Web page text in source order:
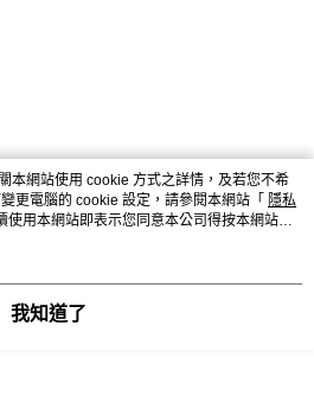
本網站使用 cookie 方式之詳情，及若您不希
更電腦的 cookie 設定，請參閱本網站「 隱私
使用本網站即表示您同意本公司得按本網站使
我知道了